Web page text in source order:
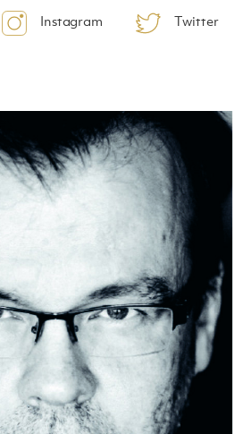
Instagram Twitter